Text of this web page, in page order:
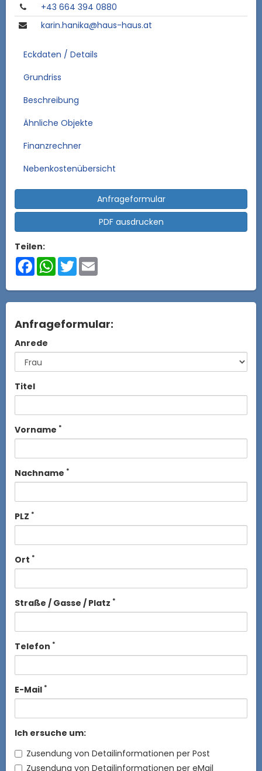
​+43 664 394 0880
karin.hanika@haus-haus.at
Eckdaten / Details
Grundriss
Beschreibung
Ähnliche Objekte
Finanzrechner
Nebenkostenübersicht
Anfrageformular
PDF ausdrucken
Teilen:
FacebookWhatsApp
Twitter
Anfrageformular:
Anrede
Titel
Vorname *
Nachname *
PLZ *
Ort *
Straße / Gasse / Platz *
Telefon *
E-Mail *
Ich ersuche um:
Zusendung von Detailinformationen per Post
Zusendung von Detailinformationen per eMail